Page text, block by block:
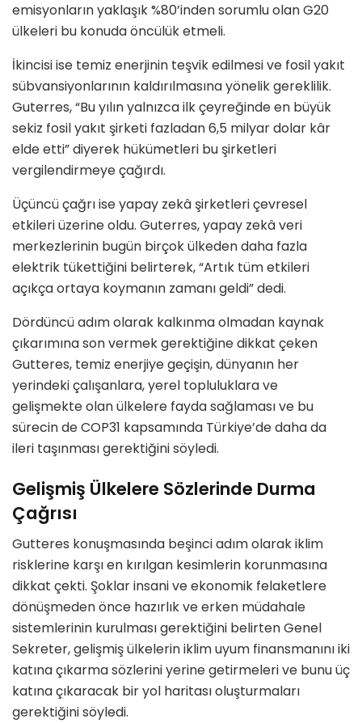
emisyonların yaklaşık %80’inden sorumlu olan G20
ülkeleri bu konuda öncülük etmeli.
İkincisi ise temiz enerjinin teşvik edilmesi ve fosil yakıt
sübvansiyonlarının kaldırılmasına yönelik gereklilik.
Guterres, “Bu yılın yalnızca ilk çeyreğinde en büyük
sekiz fosil yakıt şirketi fazladan 6,5 milyar dolar kâr
elde etti” diyerek hükümetleri bu şirketleri
vergilendirmeye çağırdı.
Üçüncü çağrı ise yapay zekâ şirketleri çevresel
etkileri üzerine oldu. Guterres, yapay zekâ veri
merkezlerinin bugün birçok ülkeden daha fazla
elektrik tükettiğini belirterek, “Artık tüm etkileri
açıkça ortaya koymanın zamanı geldi” dedi.
Dördüncü adım olarak kalkınma olmadan kaynak
çıkarımına son vermek gerektiğine dikkat çeken
Gutteres, temiz enerjiye geçişin, dünyanın her
yerindeki çalışanlara, yerel topluluklara ve
gelişmekte olan ülkelere fayda sağlaması ve bu
sürecin de COP31 kapsamında Türkiye’de daha da
ileri taşınması gerektiğini söyledi.
Gelişmiş Ülkelere Sözlerinde Durma
Çağrısı
Gutteres konuşmasında beşinci adım olarak iklim
risklerine karşı en kırılgan kesimlerin korunmasına
dikkat çekti. Şoklar insani ve ekonomik felaketlere
dönüşmeden önce hazırlık ve erken müdahale
sistemlerinin kurulması gerektiğini belirten Genel
Sekreter, gelişmiş ülkelerin iklim uyum finansmanını iki
katına çıkarma sözlerini yerine getirmeleri ve bunu üç
katına çıkaracak bir yol haritası oluşturmaları
gerektiğini söyledi.